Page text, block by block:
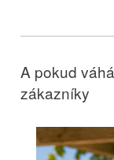
A pokud
zákazníky